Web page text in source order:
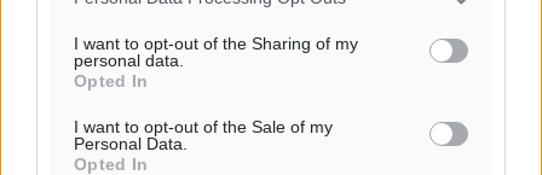
I want to opt-out of the Sharing of my
personal data.
Opted In
I want to opt-out of the Sale of my
Personal Data.
Opted In